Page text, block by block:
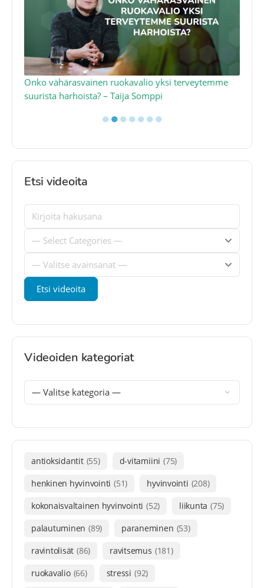
Onko vähärasvainen ruokavalio yksi terveytemme
suurista harhoista? – Taija Somppi
●●●●●●●
Etsi videoita
Videoiden kategoriat
antioksidantit (55) d-vitamiini (75)
henkinen hyvinvointi (51) hyvinvointi (208)
kokonaisvaltainen hyvinvointi (52) liikunta (75)
palautuminen (89) paraneminen (53)
ravintolisät (86) ravitsemus (181)
ruokavalio (66) stressi (92)